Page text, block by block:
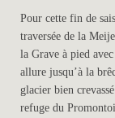
Pour cette fin de
traversée de la
la Grave à pied
allure jusqu’à la
glacier bien
refuge du